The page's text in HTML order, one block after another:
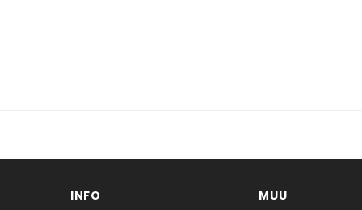
INFO MUU